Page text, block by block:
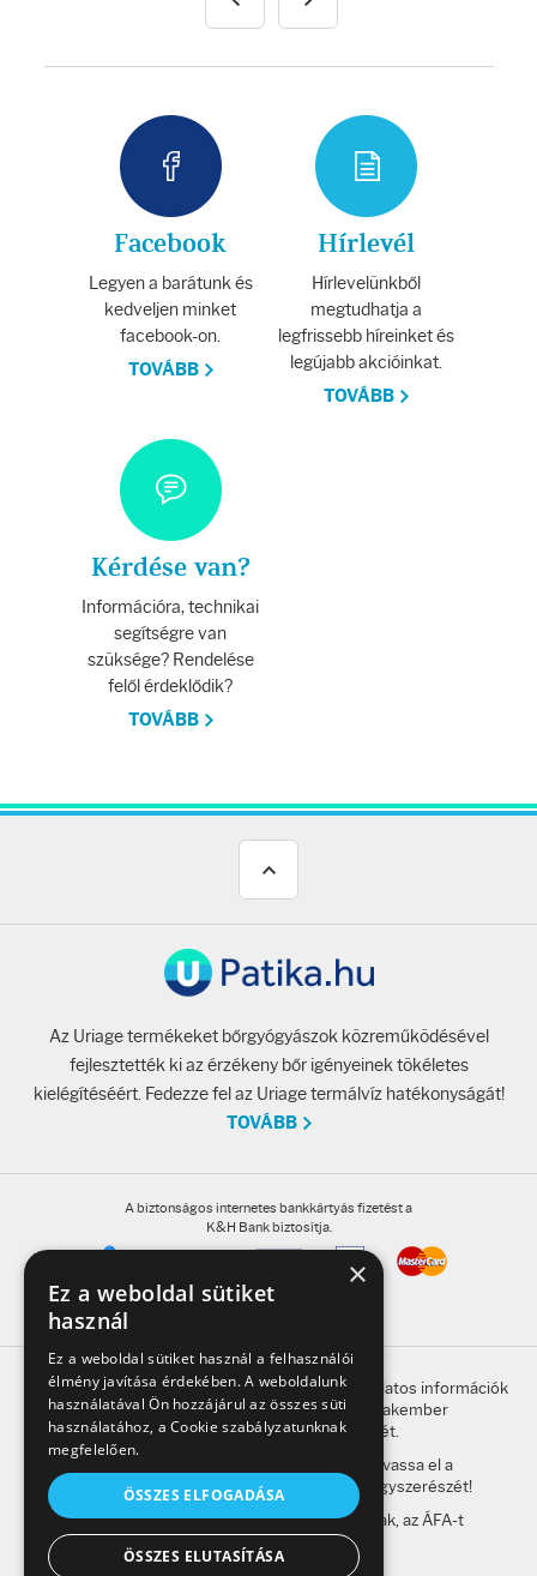
Facebook
Legyen a barátunk és
kedveljen minket
facebook-on.
TOVÁBB
Hírlevél
Hírlevelünkből
megtudhatja a
legfrissebb híreinket és
legújabb akcióinkat.
TOVÁBB
Kérdése van?
Információra, technikai
segítségre van
szüksége? Rendelése
felől érdeklődik?
TOVÁBB
Az Uriage termékeket bőrgyógyászok közreműködésével
fejlesztették ki az érzékeny bőr igényeinek tökéletes
kielégítéséért. Fedezze fel az Uriage termálvíz hatékonyságát!
TOVÁBB
A biztonságos internetes bankkártyás fizetést a
K&H Bank biztosítja.
A honlap oldalain található, gyógyszerrel kapcsolatos információk
betegség esetén nem helyettesítik a szakember
megkeresésének szükségességét.
A kockázatokról és a mellékhatásokról olvassa el a
betegtájékoztatót, vagy kérdezze meg gyógyszerészét!
A weboldalon feltüntetett árak a bruttó árak, az ÁFA-t
tartalmazzák.
×
Ez a weboldal sütiket
használ
Ez a weboldal sütiket használ a felhasználói
élmény javítása érdekében. A weboldalunk
használatával Ön hozzájárul az összes süti
használatához, a Cookie szabályzatunknak
megfelelően.
ÖSSZES ELFOGADÁSA
ÖSSZES ELUTASÍTÁSA